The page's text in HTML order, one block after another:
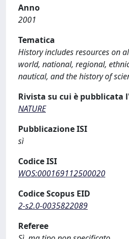
Anno
2001
Tematica
History includes resources on
world, national, regional,
nautical, and the history of
Rivista su cui è pubblicata
NATURE
Pubblicazione ISI
sì
Codice ISI
WOS:000169112500020
Codice Scopus EID
2-s2.0-0035822089
Referee